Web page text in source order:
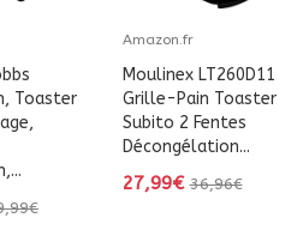
Toaster
Amazon.fr
Moulinex LT260D11
Grille-Pain Toaster
Subito 2 Fentes
Décongélation...
27,99€ 36,96€